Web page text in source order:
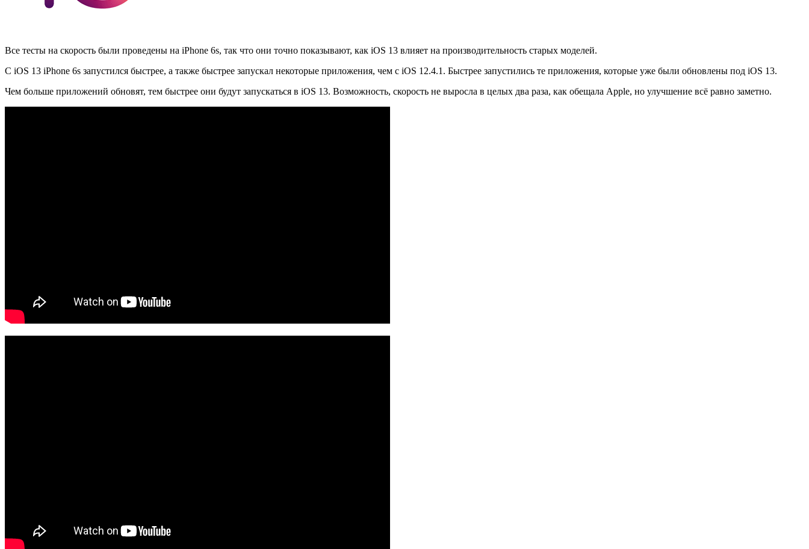
Все тесты на скорость были проведены на iPhone 6s, так что они точно показывают, как iOS 13 влияет на производительность старых моделей.
С iOS 13 iPhone 6s запустился быстрее, а также быстрее запускал некоторые приложения, чем с iOS 12.4.1. Быстрее запустились те приложения, которые уже были обновлены под iOS 13.
Чем больше приложений обновят, тем быстрее они будут запускаться в iOS 13. Возможность, скорость не выросла в целых два раза, как обещала Apple, но улучшение всё равно заметно.